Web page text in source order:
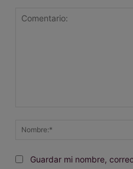
Guardar mi nombre,